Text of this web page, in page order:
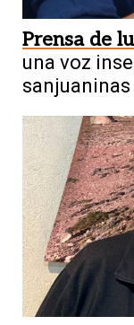
Prensa de
una voz
sanjuaninas